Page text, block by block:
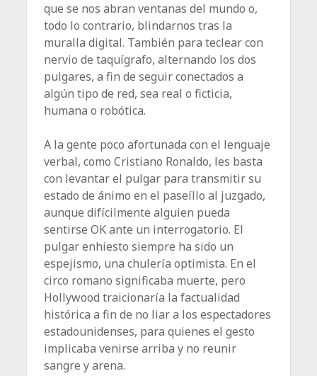
que se nos abran ventanas del mundo o,
todo lo contrario, blindarnos tras la
muralla digital. También para teclear con
nervio de taquígrafo, alternando los dos
pulgares, a fin de seguir conectados a
algún tipo de red, sea real o ficticia,
humana o robótica.
A la gente poco afortunada con el lenguaje
verbal, como Cristiano Ronaldo, les basta
con levantar el pulgar para transmitir su
estado de ánimo en el paseíllo al juzgado,
aunque difícilmente alguien pueda
sentirse OK ante un interrogatorio. El
pulgar enhiesto siempre ha sido un
espejismo, una chulería optimista. En el
circo romano significaba muerte, pero
Hollywood traicionaría la factualidad
histórica a fin de no liar a los espectadores
estadounidenses, para quienes el gesto
implicaba venirse arriba y no reunir
sangre y arena.